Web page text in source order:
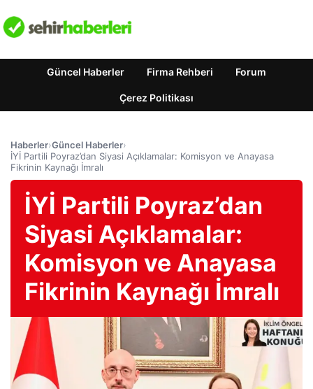
Güncel Haberler Firma Rehberi Forum
Çerez Politikası
Haberler›Güncel Haberler›
İYİ Partili Poyraz’dan Siyasi Açıklamalar: Komisyon ve Anayasa
Fikrinin Kaynağı İmralı
İYİ Partili Poyraz’dan
Siyasi Açıklamalar:
Komisyon ve Anayasa
Fikrinin Kaynağı İmralı